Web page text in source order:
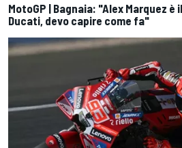
MotoGP | Bagnaia: "Alex Marquez
Ducati, devo capire come fa"